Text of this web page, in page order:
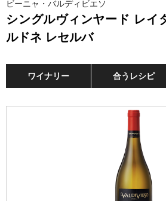
ビーニャ・バルディビエソ
シングルヴィンヤード レイ
ルドネ レセルバ
ワイナリー 合うレシピ